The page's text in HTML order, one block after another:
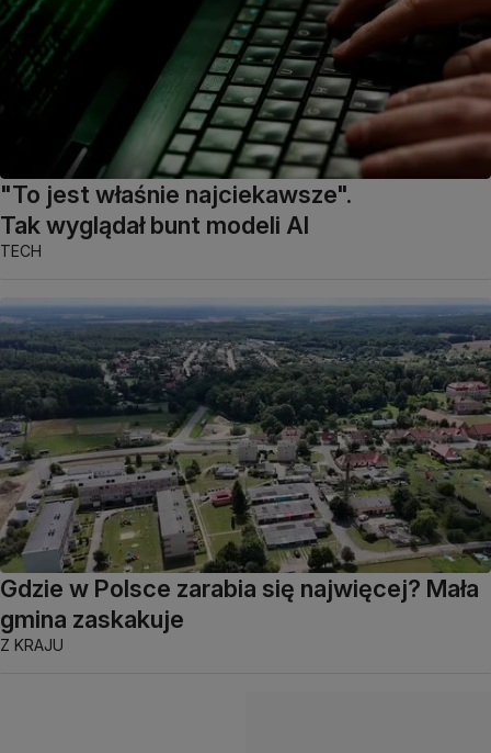
"To jest właśnie najciekawsze".
Tak wyglądał bunt modeli AI
TECH
Gdzie w Polsce zarabia się najwięcej? Mała
gmina zaskakuje
Z KRAJU